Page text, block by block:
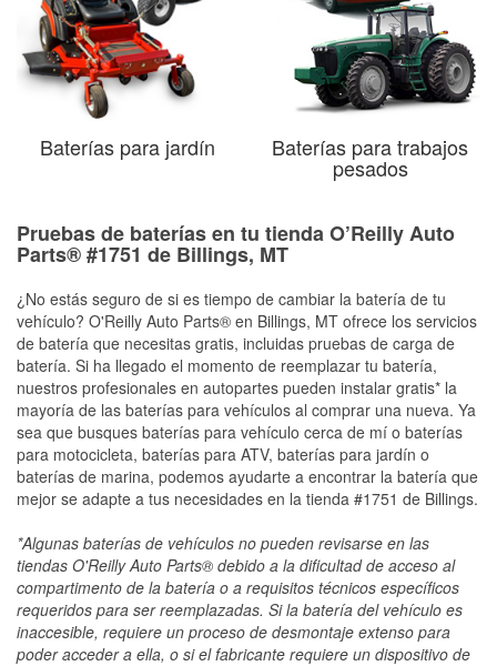
Baterías para jardín Baterías para trabajos
pesados
Pruebas de baterías en tu tienda O’Reilly Auto
Parts® #1751 de Billings, MT
¿No estás seguro de si es tiempo de cambiar la batería de tu
vehículo? O'Reilly Auto Parts® en Billings, MT ofrece los servicios
de batería que necesitas gratis, incluidas pruebas de carga de
batería. Si ha llegado el momento de reemplazar tu batería,
nuestros profesionales en autopartes pueden instalar gratis* la
mayoría de las baterías para vehículos al comprar una nueva. Ya
sea que busques baterías para vehículo cerca de mí o baterías
para motocicleta, baterías para ATV, baterías para jardín o
baterías de marina, podemos ayudarte a encontrar la batería que
mejor se adapte a tus necesidades en la tienda #1751 de Billings.
*Algunas baterías de vehículos no pueden revisarse en las
tiendas O'Reilly Auto Parts® debido a la dificultad de acceso al
compartimento de la batería o a requisitos técnicos específicos
requeridos para ser reemplazadas. Si la batería del vehículo es
inaccesible, requiere un proceso de desmontaje extenso para
poder acceder a ella, o si el fabricante requiere un dispositivo de